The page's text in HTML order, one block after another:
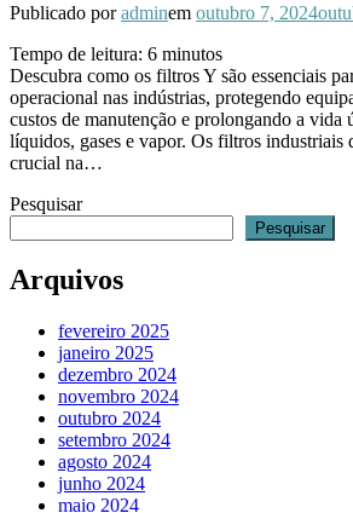
Publicado poradminem outubro 7, 2024
Tempo de leitura: 6 minutos
Descubra como os filtros Y são essenciais
operacional nas indústrias, protegendo
custos de manutenção e prolongando a vida
líquidos, gases e vapor. Os filtros industriais
crucial na…
Pesquisar
Pesquisar
Arquivos
fevereiro 2025
janeiro 2025
dezembro 2024
novembro 2024
outubro 2024
setembro 2024
agosto 2024
junho 2024
maio 2024